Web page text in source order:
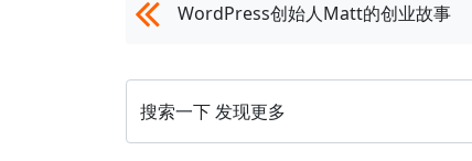
WordPress创始人Matt的创业故事
搜索一下 发现更多